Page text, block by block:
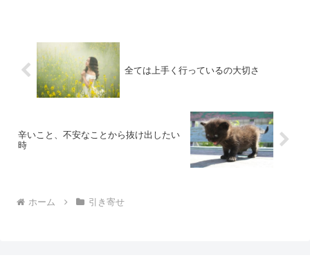
全ては上手く行っているの大切さ
辛いこと、不安なことから抜け出したい
時
ホーム 引き寄せ